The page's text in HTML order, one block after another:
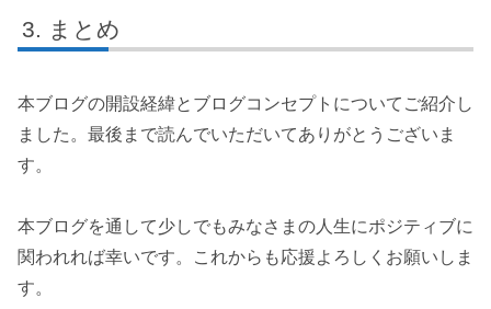
まとめ
本ブログの開設経緯とブログコンセプトについてご紹介し
ました。最後まで読んでいただいてありがとうございま
す。
本ブログを通して少しでもみなさまの人生にポジティブに
関われれば幸いです。これからも応援よろしくお願いしま
す。